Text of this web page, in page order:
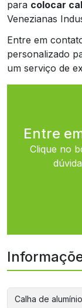
para colocar
Venezianas
Entre em
personalizado
um serviço de
Entre
Clique no
Calha de alumínio